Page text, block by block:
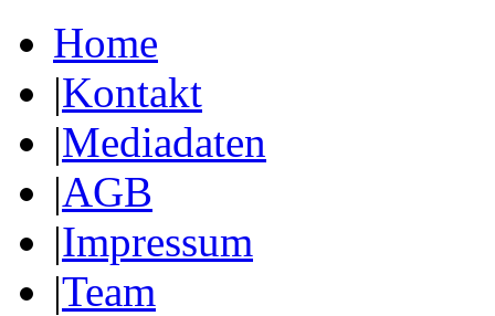
Home
|Kontakt
|Mediadaten
|AGB
|Impressum
|Team